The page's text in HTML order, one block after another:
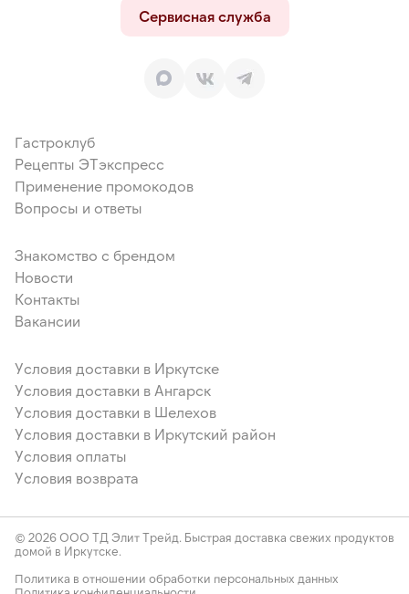
Сервисная служба
Гастроклуб
Рецепты ЭТэкспресс
Применение промокодов
Вопросы и ответы
Знакомство с брендом
Новости
Контакты
Вакансии
Условия доставки в Иркутске
Условия доставки в Ангарск
Условия доставки в Шелехов
Условия доставки в Иркутский район
Условия оплаты
Условия возврата
© 2026 ООО ТД Элит Трейд. Быстрая доставка свежих продуктов
домой в Иркутске.
Политика в отношении обработки персональных данных